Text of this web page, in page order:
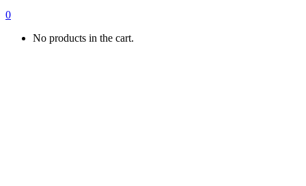
0
No products in the cart.